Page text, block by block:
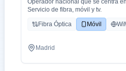
Operador nacional que se centra
Servicio de fibra, móvil y tv.
Fibra Óptica Móvil
Madrid